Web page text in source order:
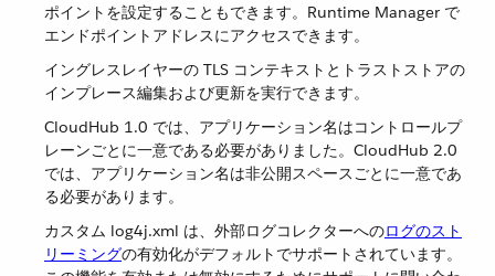
ポイントを設定することもできます。Runtime Manager で
エンドポイントアドレスにアクセスできます。
イングレスレイヤーの TLS コンテキストとトラストストアの
インプレース編集および更新を実行できます。
CloudHub 1.0 では、アプリケーション名はコントロールプ
レーンごとに一意である必要がありました。CloudHub 2.0
では、アプリケーション名は非公開スペースごとに一意であ
る必要があります。
カスタム log4j.xml は、外部ログコレクターへの​ログのスト
リーミング​の有効化がデフォルトでサポートされています。